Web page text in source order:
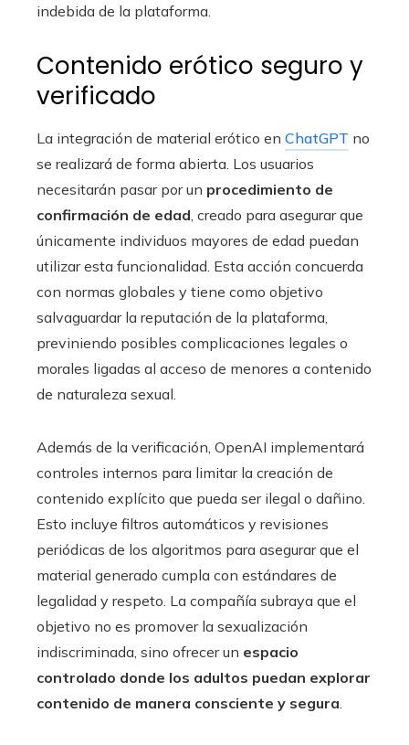
indebida de la plataforma.
Contenido erótico seguro y
verificado
La integración de material erótico en ChatGPT no
se realizará de forma abierta. Los usuarios
necesitarán pasar por un procedimiento de
confirmación de edad , creado para asegurar que
únicamente individuos mayores de edad puedan
utilizar esta funcionalidad. Esta acción concuerda
con normas globales y tiene como objetivo
salvaguardar la reputación de la plataforma,
previniendo posibles complicaciones legales o
morales ligadas al acceso de menores a contenido
de naturaleza sexual.
Además de la verificación, OpenAI implementará
controles internos para limitar la creación de
contenido explícito que pueda ser ilegal o dañino.
Esto incluye filtros automáticos y revisiones
periódicas de los algoritmos para asegurar que el
material generado cumpla con estándares de
legalidad y respeto. La compañía subraya que el
objetivo no es promover la sexualización
indiscriminada, sino ofrecer un espacio
controlado donde los adultos puedan explorar
contenido de manera consciente y segura